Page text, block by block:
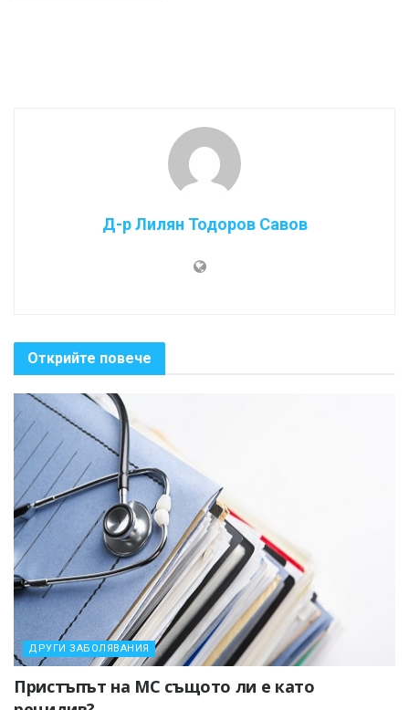
Д-р Лилян Тодоров Савов
Открийте повече
ДРУГИ ЗАБОЛЯВАНИЯ
Пристъпът на МС същото ли е като